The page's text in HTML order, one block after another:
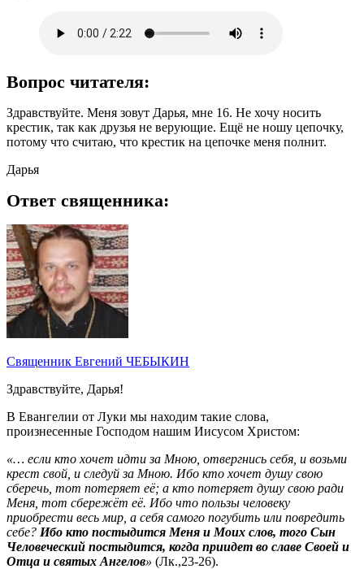
Вопрос читателя:
Здравствуйте. Меня зовут Дарья, мне 16. Не хочу носить
крестик, так как друзья не верующие. Ещё не ношу цепочку,
потому что считаю, что крестик на цепочке меня полнит.
Дарья
Ответ священника:
Священник Евгений ЧЕБЫКИН
Здравствуйте, Дарья!
В Евангелии от Луки мы находим такие слова,
произнесенные Господом нашим Иисусом Христом:
«… если кто хочет идти за Мною, отвергнись себя, и возьми
крест свой, и следуй за Мною. Ибо кто хочет душу свою
сберечь, тот потеряет её; а кто потеряет душу свою ради
Меня, тот сбережёт её. Ибо что пользы человеку
приобрести весь мир, а себя самого погубить или повредить
себе? Ибо кто постыдится Меня и Моих слов, того Сын
Человеческий постыдится, когда приидет во славе Своей и
Отца и святых Ангелов» (Лк.,23-26).